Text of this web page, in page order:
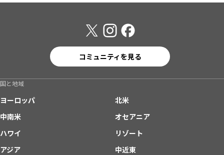
コミュニティを見る
国と地域
ヨーロッパ
北米
中南米
オセアニア
ハワイ
リゾート
アジア
中近東